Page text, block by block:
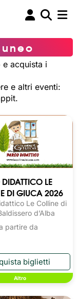
acquista i
e altri eventi:
LE
DI GIUCA 2026
Le Colline di
d’Alba
partire da
Altro